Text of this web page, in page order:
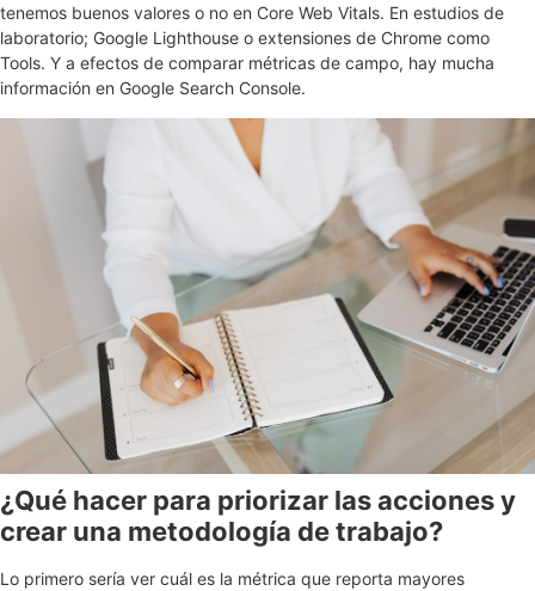
tenemos buenos valores o no en Core Web Vitals. En estudios de
laboratorio; Google Lighthouse o extensiones de Chrome como
Tools. Y a efectos de comparar métricas de campo, hay mucha
información en Google Search Console.
¿Qué hacer para priorizar las acciones y
crear una metodología de trabajo?
Lo primero sería ver cuál es la métrica que reporta mayores